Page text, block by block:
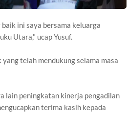
ini saya bersama keluarga
Utara," ucap Yusuf.
telah mendukung selama masa
lain peningkatan kinerja pengadilan
terima kasih kepada